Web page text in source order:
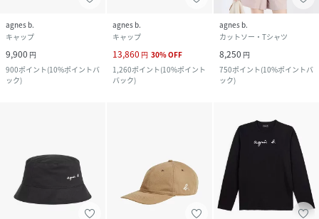
agnes b.
キャップ
9,900 円
900ポイント(10%ポイントバ
ック)
agnes b.
キャップ
13,860 円 30%OFF
1,260ポイント(10%ポイント
バック)
agnes b.
カットソー・Tシャツ
8,250 円
750ポイント(10%ポイントバ
ック)